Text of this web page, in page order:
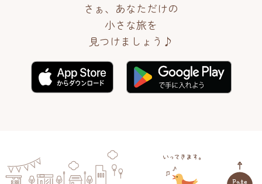
さぁ、あなただけの
小さな旅を
見つけましょう♪